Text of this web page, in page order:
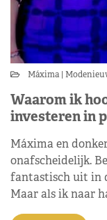
Máxima
Waarom ik
investeren in
Máxima en
onafscheidelijk.
fantastisch uit in
Maar als ik naar